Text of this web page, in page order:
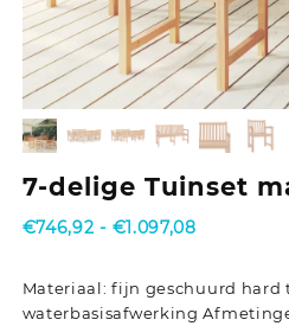
7-delige Tuinset
€746,92 - €1.097,08Prijsklasse:
Materiaal: fijn geschuurd hard
waterbasisafwerking